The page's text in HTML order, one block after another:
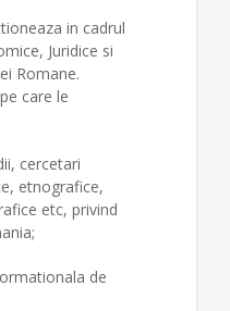
in cadrul
Juridice si
Romane.
pe care le
cercetari
etnografice,
etc, privind
de